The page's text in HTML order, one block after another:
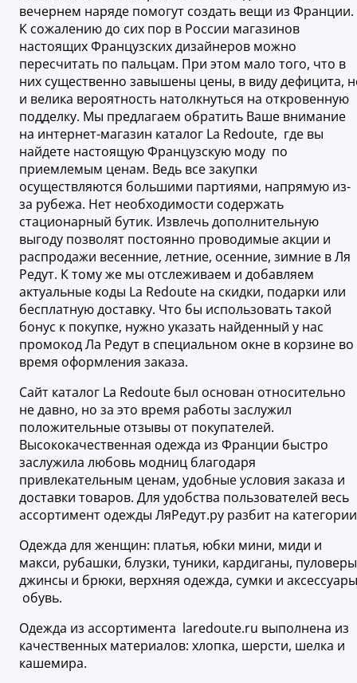
вечернем наряде помогут создать вещи из Франции.
К сожалению до сих пор в России магазинов
настоящих Французских дизайнеров можно
пересчитать по пальцам. При этом мало того, что в
них существенно завышены цены, в виду дефицита,
и велика вероятность натолкнуться на откровенную
подделку. Мы предлагаем обратить Ваше внимание
на интернет-магазин каталог La Redoute, где вы
найдете настоящую Французскую моду по
приемлемым ценам. Ведь все закупки
осуществляются большими партиями, напрямую из-
за рубежа. Нет необходимости содержать
стационарный бутик. Извлечь дополнительную
выгоду позволят постоянно проводимые акции и
распродажи весенние, летние, осенние, зимние вЛя
Редут. К тому же мы отслеживаем и добавляем
актуальные коды La Redoute на скидки, подарки или
бесплатную доставку. Что бы использовать такой
бонус к покупке, нужно указать найденный у нас
промокод Ла Редут в специальном окне в корзине во
время оформления заказа.
Сайт каталог La Redoute был основан относительно
не давно, но за это время работы заслужил
положительные отзывы от покупателей.
Высококачественная одежда из Франции быстро
заслужила любовь модниц благодаря
привлекательным ценам, удобные условия заказа и
доставки товаров. Для удобства пользователей весь
ассортимент одежды ЛяРедут.ру разбит на
Одежда для женщин: платья, юбки мини, миди и
макси, рубашки, блузки, туники, кардиганы,
джинсы и брюки, верхняя одежда, сумки и
обувь.
Одежда из ассортимента laredoute.ru выполнена из
качественных материалов: хлопка, шерсти, шелка и
кашемира.